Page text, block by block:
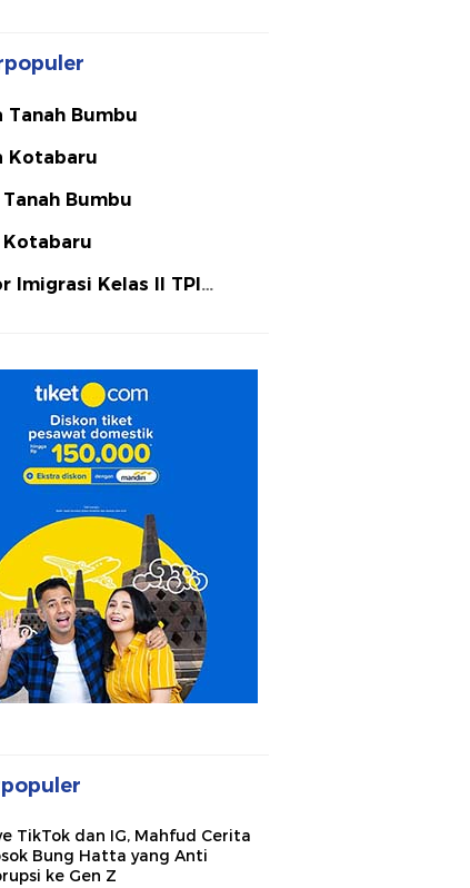
Tanah Bumbu
Kotabaru
Tanah Bumbu
Kotabaru
Imigrasi Kelas II TPI
TikTok dan IG, Mahfud Cerita
Bung Hatta yang Anti
ke Gen Z